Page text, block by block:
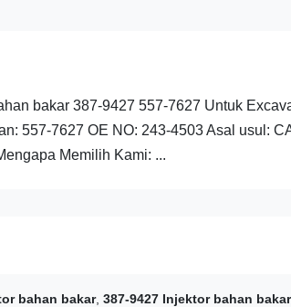
bakar 387-9427 557-7627 Untuk
557-7627 OE NO: 243-4503 Asal usul:
Memilih Kami: ...
bahan bakar, 387-9427 Injektor bahan